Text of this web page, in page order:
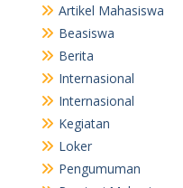
Artikel Mahasiswa
Beasiswa
Berita
Internasional
Internasional
Kegiatan
Loker
Pengumuman